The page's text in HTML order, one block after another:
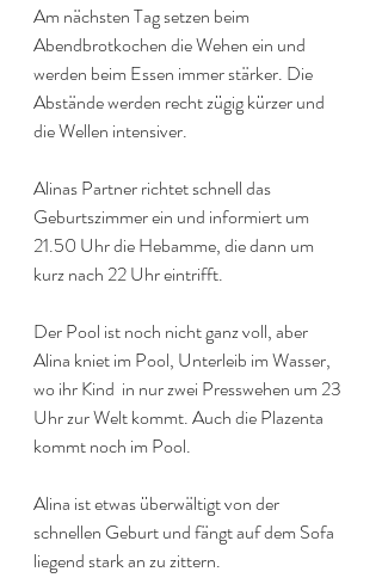
Am nächsten Tag setzen beim
Abendbrotkochen die Wehen ein und
werden beim Essen immer stärker. Die
Abstände werden recht zügig kürzer und
die Wellen intensiver.
Alinas Partner richtet schnell das
Geburtszimmer ein und informiert um
21.50 Uhr die Hebamme, die dann um
kurz nach 22 Uhr eintrifft.
Der Pool ist noch nicht ganz voll, aber
Alina kniet im Pool, Unterleib im Wasser,
wo ihr Kind  in nur zwei Presswehen um 23
Uhr zur Welt kommt. Auch die Plazenta
kommt noch im Pool.
Alina ist etwas überwältigt von der
schnellen Geburt und fängt auf dem Sofa
liegend stark an zu zittern.